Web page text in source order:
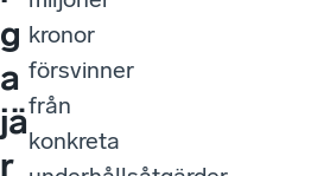
g
a
jä
r
kronor
försvinner
från
konkreta